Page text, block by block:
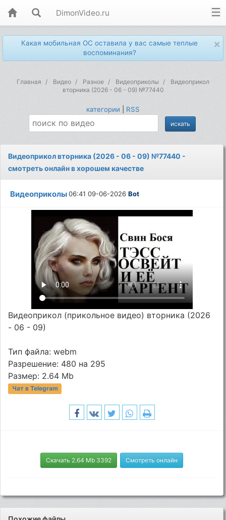
DimonVideo.ru
×
Какая мобильная ОС оставила у вас самые теплые
воспоминания?
Главная Видео Разное Видеоприколы
Видеоприкол
вторника (2026 - 06 - 09) №77440
категории RSS
Видеоприкол вторника (2026 - 06 - 09) №77440 -
смотреть онлайн в хорошем качестве
Видеоприколы06:41 09-06-2026Bot
Видеоприкол (прикольное видео) вторника (2026
- 06 - 09)
Тип файла: webm
Разрешение: 480 на 295
Размер: 2.64 Mb
Чат в Telegram
Скачать 2.64 Mb 3392 Смотреть онлайн